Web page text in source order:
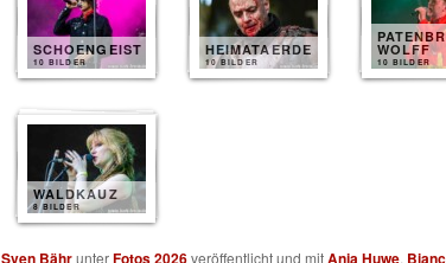
SCHOENGEIST
10 BILDER
HEIMATAERDE
10 BILDER
WOLFF
10 BILDER
WALDKAUZ
8 BILDER
Sven BährunterFotos 2026veröffentlicht und mitAnja Huwe,